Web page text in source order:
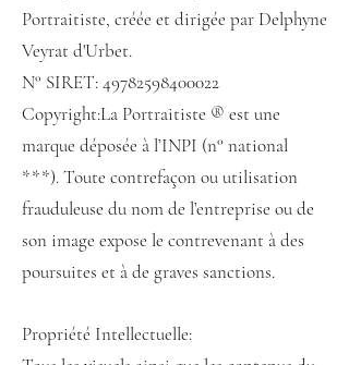
Portraitiste, créée et dirigée par Delphyne
Veyrat d'Urbet.
N° SIRET:49782598400022
Copyright:La Portraitiste ® est une
marque déposée à l’INPI (n° national
***). Toute contrefaçon ou utilisation
frauduleuse du nom de l’entreprise ou de
son image expose le contrevenant à des
poursuites et à de graves sanctions.
Propriété Intellectuelle: